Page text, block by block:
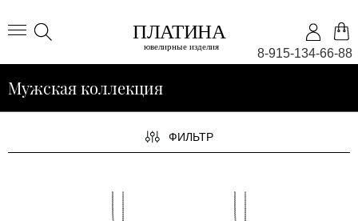
8-915-134-66-88
Мужская коллекция
ФИЛЬТР